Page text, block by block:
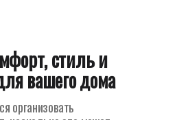
стиль и
вашего дома
организовать